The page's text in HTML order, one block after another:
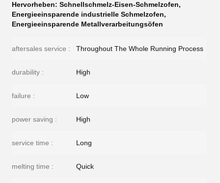
Hervorheben: Schnellschmelz-Eisen-Schmelzofen,
Energieeinsparende industrielle Schmelzofen,
Energieeinsparende Metallverarbeitungsöfen
aftersales service : Throughout The Whole Running Process
durability : High
failure : Low
power saving : High
service time : Long
melting time : Quick